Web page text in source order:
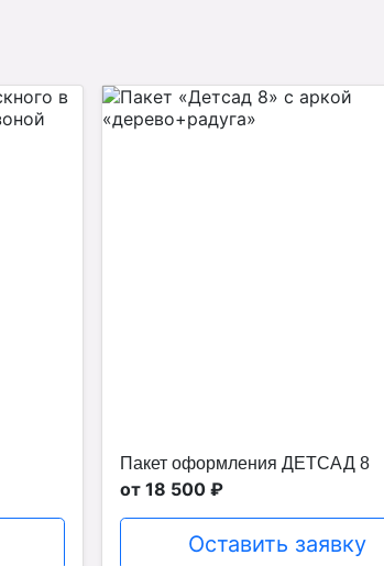
Пакет оформления ДЕТСАД 8
от 18 500 ₽
Оставить заявку